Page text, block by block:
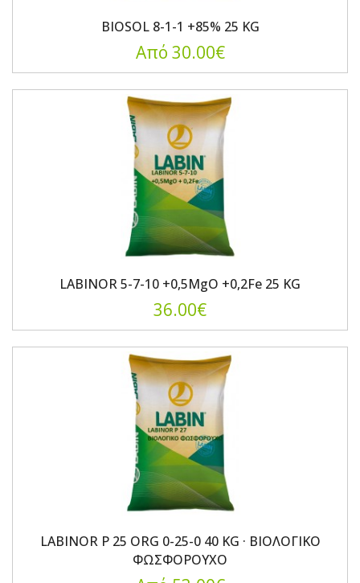
BIOSOL 8-1-1 +85% 25 KG
Από 30.00€
LABINOR 5-7-10 +0,5MgO +0,2Fe 25 KG
36.00€
LABINOR P 25 ORG 0-25-0 40 KG · ΒΙΟΛΟΓΙΚΟ
ΦΩΣΦΟΡΟΥΧΟ